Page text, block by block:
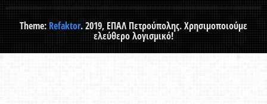
Theme: Refaktor. 2019, ΕΠΑΛ Πετρούπολης. Χρησιμοποιούμε
ελεύθερο λογισμικό!